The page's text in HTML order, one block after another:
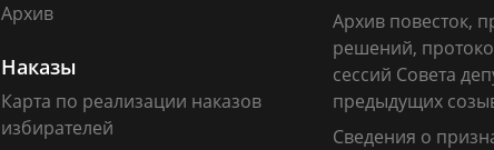
Архив
Архив повесток,
решений,
сессий Совета
предыдущих
Сведения о
Наказы
Карта по реализации наказов
избирателей